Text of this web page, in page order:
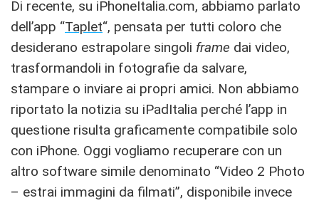
Di recente, su iPhoneItalia.com, abbiamo parlato
dell’app “Taplet“, pensata per tutti coloro che
desiderano estrapolare singoli frame dai video,
trasformandoli in fotografie da salvare,
stampare o inviare ai propri amici. Non abbiamo
riportato la notizia su iPadItalia perché l’app in
questione risulta graficamente compatibile solo
con iPhone. Oggi vogliamo recuperare con un
altro software simile denominato “Video 2 Photo
– estrai immagini da filmati”, disponibile invece